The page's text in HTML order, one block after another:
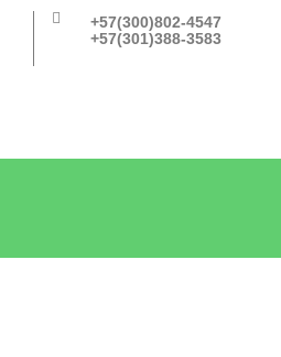
+57(300)802-4547
+57(301)388-3583